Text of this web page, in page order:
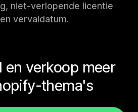
niet-verlopende licentie
vervaldatum.
en verkoop meer
thema's